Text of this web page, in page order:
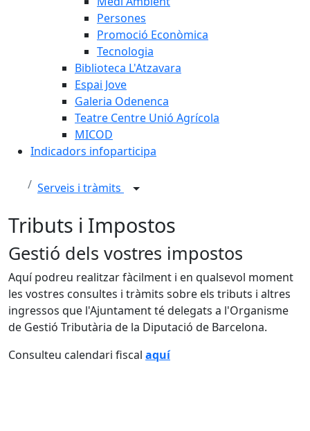
Persones
Promoció Econòmica
Tecnologia
Biblioteca L'Atzavara
Espai Jove
Galeria Odenenca
Teatre Centre Unió Agrícola
MICOD
Indicadors infoparticipa
Serveis i tràmits
Tributs i Impostos
Gestió dels vostres impostos
Aquí podreu realitzar fàcilment i en qualsevol moment
les vostres consultes i tràmits sobre els tributs i altres
ingressos que l'Ajuntament té delegats a l'Organisme
de Gestió Tributària de la Diputació de Barcelona.
Consulteu calendari fiscal aquí